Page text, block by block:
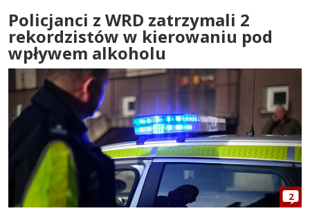
Policjanci z WRD zatrzymali 2
rekordzistów w kierowaniu pod
wpływem alkoholu
2